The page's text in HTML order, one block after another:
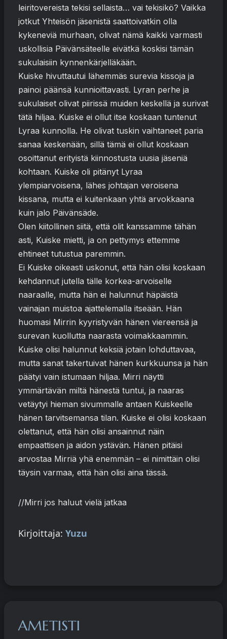
leiritovereista tekisi sellaista… vai tekisikö? Vaikka
jotkut Yhteisön jäsenistä saattoivatkin olla
kykeneviä murhaan, olivat nämä kaikki varmasti
uskollisia Päivänsäteelle eivätkä koskisi tämän
sukulaisiin kynnenkärjelläkään.
Kuiske hivuttautui lähemmäs surevia kissoja ja
painoi päänsä kunnioittavasti. Lyran perhe ja
sukulaiset olivat piirissä muiden keskellä ja surivat
tätä hiljaa. Kuiske ei ollut itse koskaan tuntenut
Lyraa kunnolla. He olivat tuskin vaihtaneet paria
sanaa keskenään, sillä tämä ei ollut koskaan
osoittanut erityistä kiinnostusta uusia jäseniä
kohtaan. Kuiske oli pitänyt Lyraa
ylempiarvoisena, lähes johtajan veroisena
kissana, mutta ei kuitenkaan yhtä arvokkaana
kuin jalo Päivänsäde.
Olen kiitollinen siitä, että olit kanssamme tähän
asti, Kuiske mietti, ja on pettymys ettemme
ehtineet tutustua paremmin.
Ei Kuiske oikeasti uskonut, että hän olisi koskaan
kehdannut jutella tälle korkea-arvoiselle
naaraalle, mutta hän ei halunnut häpäistä
vainajan muistoa ajattelemalla itseään. Hän
huomasi Mirrin kyyristyvän hänen viereensä ja
surevan kuollutta naarasta voimakkaammin.
Kuiske olisi halunnut keksiä jotain lohduttavaa,
mutta sanat takertuivat hänen kurkkuunsa ja hän
päätyi vain istumaan hiljaa. Mirri näytti
ymmärtävän miltä hänestä tuntui, ja naaras
vetäytyi hieman sivummalle antaen Kuiskeelle
hänen tarvitsemansa tilan. Kuiske ei olisi koskaan
olettanut, että hän olisi ansainnut näin
empaattisen ja aidon ystävän. Hänen pitäisi
arvostaa Mirriä yhä enemmän – ei nimittäin olisi
täysin varmaa, että hän olisi aina tässä.
//Mirri jos haluut vielä jatkaa
Kirjoittaja: Yuzu
AMETISTI